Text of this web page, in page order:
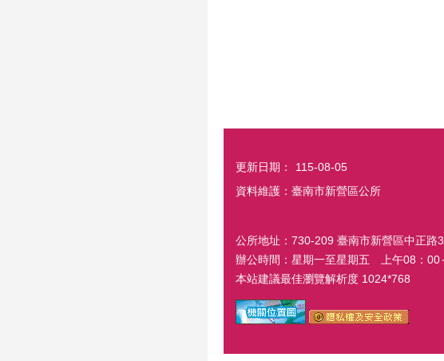
更新日期：
115-08-05
資料維護：臺南市新營區公所
公所地址：730-209 臺南市新營區中正
辦公時間：星期一至星期五 上午08：00
本站建議最佳瀏覽解析度 1024*768